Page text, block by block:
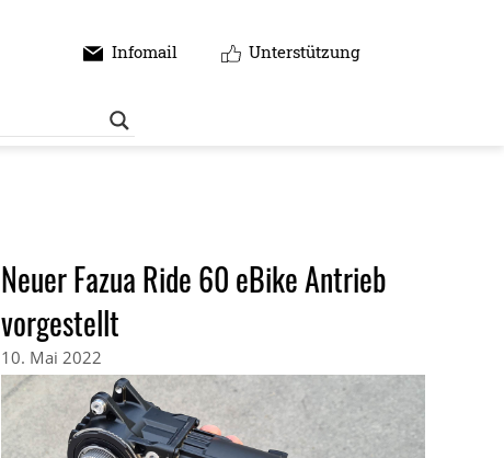
Infomail Unterstützung
Neuer Fazua Ride 60 eBike Antrieb
vorgestellt
10. Mai 2022